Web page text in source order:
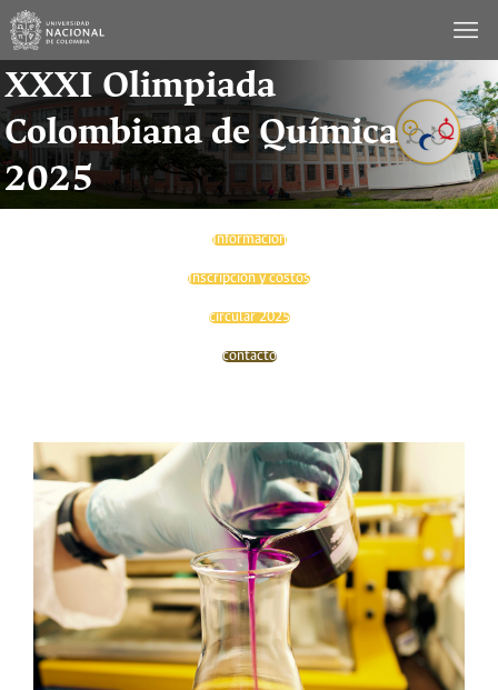
Saltar
contenido
XXXI Olimpiada
Colombiana de Química
2025
Información
Inscripción y costos
circular 2025
contacto